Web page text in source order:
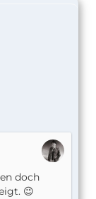
doch
😉